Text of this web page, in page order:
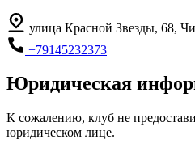
улица Красной Звезды, 68,
+79145232373
Юридическая
К сожалению, клуб не
юридическом лице.